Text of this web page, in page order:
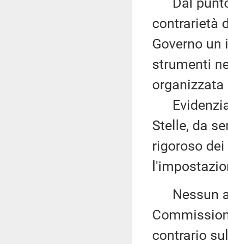
contrarietà
Governo
strumenti
Stelle, da
rigoroso
Nessun
contrario